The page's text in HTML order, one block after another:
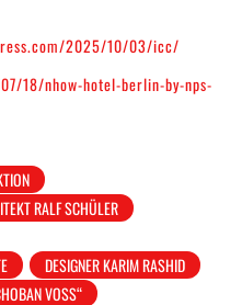
2025/10/03/icc/
18/nhow-hotel-berlin-by-nps-
RALF SCHÜLER
DESIGNER KARIM RASHID
VOSS“